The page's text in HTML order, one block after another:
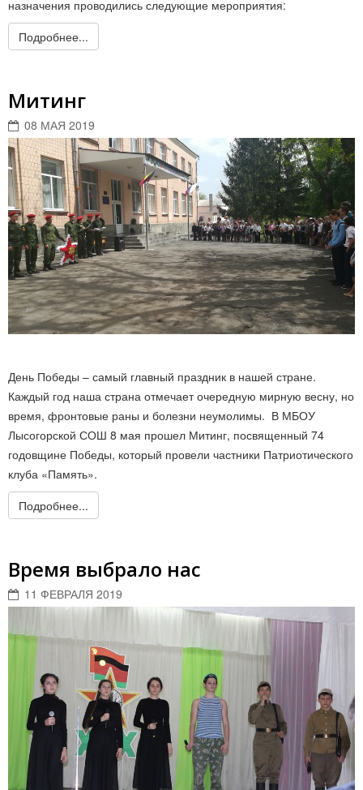
назначения проводились следующие мероприятия:
Подробнее...
Митинг
08 МАЯ 2019
День Победы – самый главный праздник в нашей стране.
Каждый год наша страна отмечает очередную мирную весну, но
время, фронтовые раны и болезни неумолимы. В МБОУ
Лысогорской СОШ 8 мая прошел Митинг, посвященный 74
годовщине Победы, который провели частники Патриотического
клуба «Память».
Подробнее...
Время выбрало нас
11 ФЕВРАЛЯ 2019